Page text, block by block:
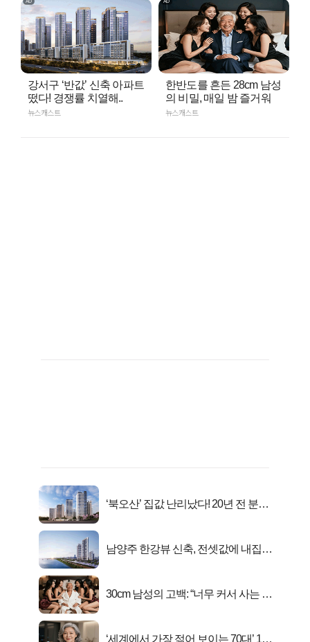
강서구 ‘반값’ 신축 아파트
떴다! 경쟁률 치열해..
뉴스캐스트
한반도를 흔든 28cm 남성
의 비밀, 매일 밤 즐거워
뉴스캐스트
‘북오산’ 집값 난리났다! 20년 전 분양
남양주 한강뷰 신축, 전셋값에 내집마
30cm 남성의 고백: “너무 커서 사는 게
‘세계에서 가장 젊어 보이는 70대’ 1위